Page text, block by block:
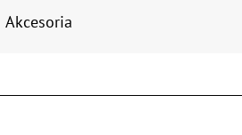
Akcesoria